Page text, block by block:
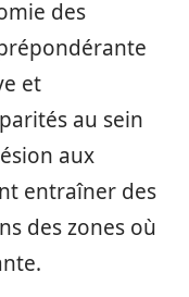
des
et
au sein
aux
entraîner des
des zones où